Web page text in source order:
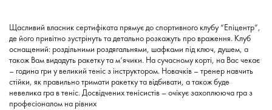
Щасливий власник сертифіката прямує до спортивного клубу “Епіцентр”,
де його привітно зустрінуть та детально розкажуть про враження. Клуб
оснащений: роздільними роздягальнями, шафками під ключ, душем, а
також Вам видадуть ракетку та м’ячики. На сучасному корті, на Вас чекає
– година гри у великий теніс з інструктором. Новачків – тренер навчить
стійки, як правильно тримати ракетку та відбивати, а також буде
невелика гра в теніс. Досвідчених тенісистів – очікує захоплююча гра з
професіоналом на рівних